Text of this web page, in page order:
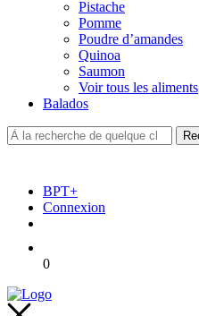
Pistache
Pomme
Poudre d’amandes
Quinoa
Saumon
Voir tous les aliments
Balados
BPT+
Connexion
0